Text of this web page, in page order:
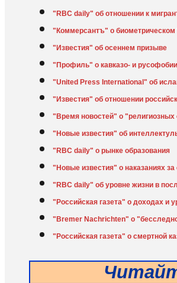
"RBC daily" об отношении к
"Коммерсантъ" о биометрическом
"Известия" об осеннем призыве
"Профиль" о кавказо- и русофобии
"United Press International" об
"Известия" об отношении
"Время новостей" о
"Новые известия" об
"RBC daily" о рынке образования
"Новые известия" о наказаниях
"RBC daily" об уровне жизни в
"Российская газета" о доходах и
"Bremer Nachrichten" о
"Российская газета" о смертной